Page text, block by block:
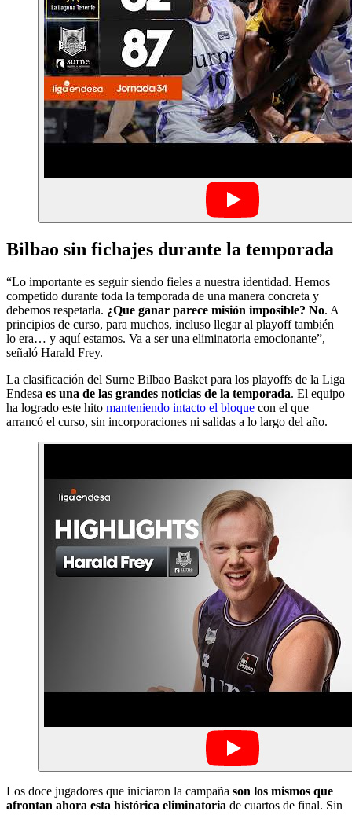
Bilbao sin fichajes durante la temporada
“Lo importante es seguir siendo fieles a nuestra identidad. Hemos
competido durante toda la temporada de una manera concreta y
debemos respetarla. ¿Que ganar parece misión imposible? No. A
principios de curso, para muchos, incluso llegar al playoff también
lo era… y aquí estamos. Va a ser una eliminatoria emocionante”,
señaló Harald Frey.
La clasificación del Surne Bilbao Basket para los playoffs de la Liga
Endesa es una de las grandes noticias de la temporada. El equipo
ha logrado este hito manteniendo intacto el bloque con el que
arrancó el curso, sin incorporaciones ni salidas a lo largo del año.
Los doce jugadores que iniciaron la campaña son los mismos que
afrontan ahora esta histórica eliminatoria de cuartos de final. Sin